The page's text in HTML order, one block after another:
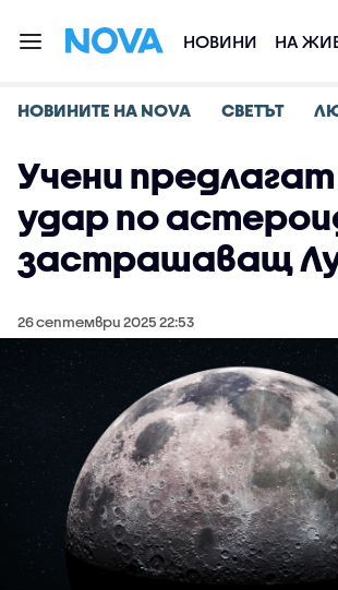
НОВИНИ НА
НОВИНИТЕ НА NOVA СВЕТЪТ
Учени
удар по
застрашаващ
26 септември 2025 22:53